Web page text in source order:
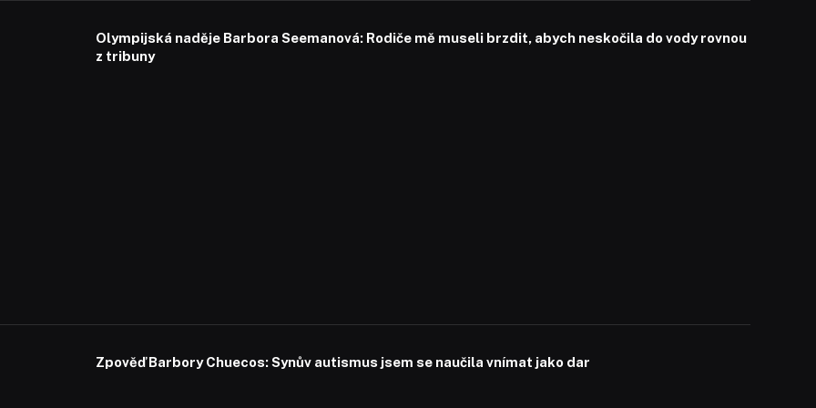
Olympijská naděje Barbora Seemanová: Rodiče mě museli brzdit, abych neskočila do vody rovnou
z tribuny
Zpověď Barbory Chuecos: Synův autismus jsem se naučila vnímat jako dar